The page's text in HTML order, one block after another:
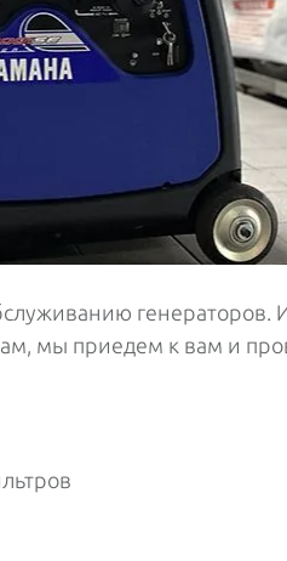
генераторов.
мы приедем к вам и